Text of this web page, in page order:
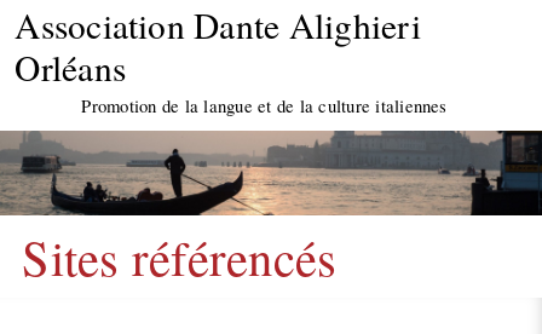
Association Dante Alighieri
Orléans
Promotion de la langue et de la culture italiennes
Sites référencés